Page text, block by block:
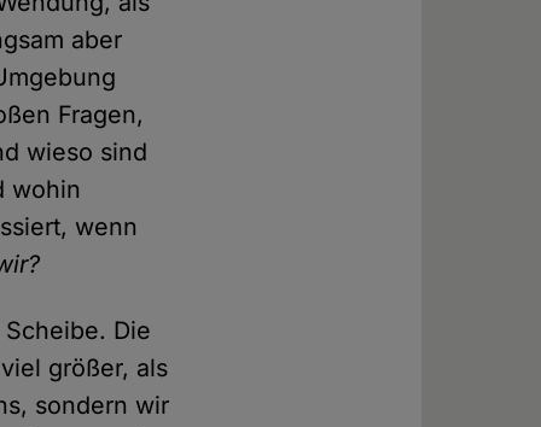
aber
Fragen,
wieso sind
wohin
wenn
Die
größer, als
sondern wir